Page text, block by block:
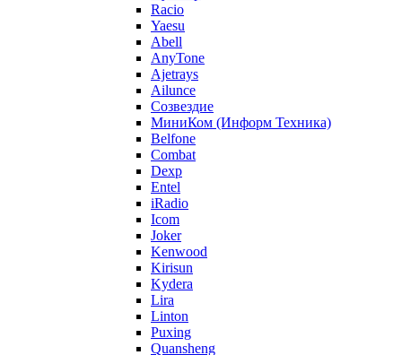
Racio
Yaesu
Abell
AnyTone
Ajetrays
Ailunce
Созвездие
МиниКом (Информ Техника)
Belfone
Combat
Dexp
Entel
iRadio
Icom
Joker
Kenwood
Kirisun
Kydera
Lira
Linton
Puxing
Quansheng